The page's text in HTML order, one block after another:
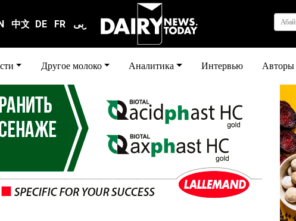
中文 DE FR عربى Абай
Другое молоко Аналитика Интервью Авторы